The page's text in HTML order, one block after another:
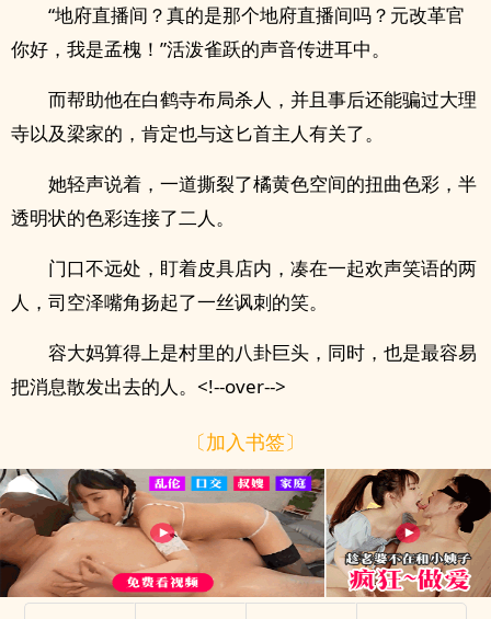
“地府直播间？真的是那个地府直播间吗？元改革官
你好，我是孟槐！”活泼雀跃的声音传进耳中。
而帮助他在白鹤寺布局杀人，并且事后还能骗过大理
寺以及梁家的，肯定也与这匕首主人有关了。
她轻声说着，一道撕裂了橘黄色空间的扭曲色彩，半
透明状的色彩连接了二人。
门口不远处，盯着皮具店内，凑在一起欢声笑语的两
人，司空泽嘴角扬起了一丝讽刺的笑。
容大妈算得上是村里的八卦巨头，同时，也是最容易
把消息散发出去的人。<!--over-->
〔加入书签〕